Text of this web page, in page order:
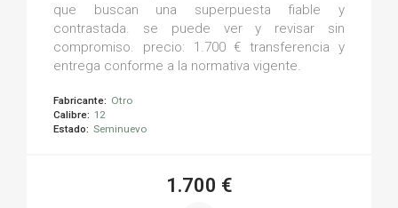
que buscan una superpuesta fiable y
contrastada. se puede ver y revisar sin
compromiso. precio: 1.700 € transferencia y
entrega conforme a la normativa vigente.
Fabricante: Otro
Calibre: 12
Estado: Seminuevo
1.700 €